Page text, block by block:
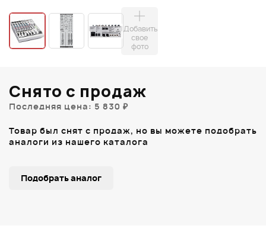
Добавить
свое
фото
Снято с продаж
Последняя цена: 5 830 ₽
Товар был снят с продаж, но вы можете подобрать
аналоги из нашего каталога
Подобрать аналог